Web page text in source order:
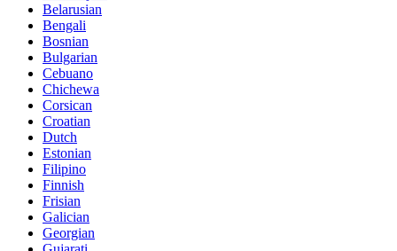
Belarusian
Bengali
Bosnian
Bulgarian
Cebuano
Chichewa
Corsican
Croatian
Dutch
Estonian
Filipino
Finnish
Frisian
Galician
Georgian